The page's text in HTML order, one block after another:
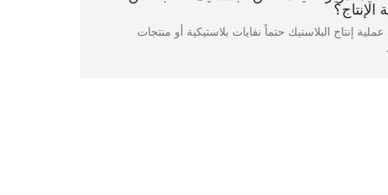
الإنتاج؟
إنتاج البلاستيك حتماً نفايات بلاستيكية أو منتجات